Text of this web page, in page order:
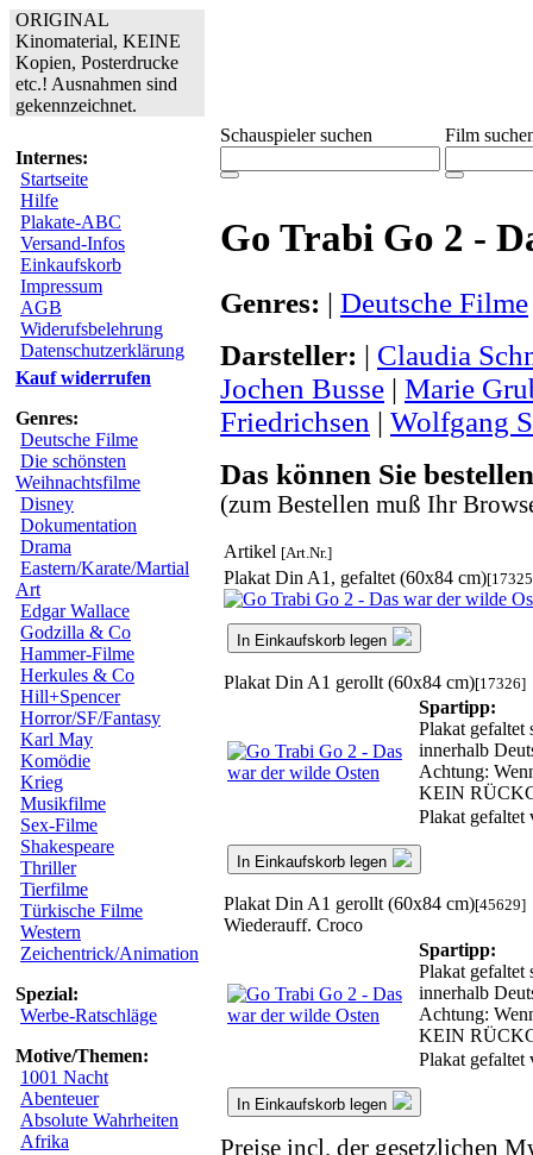
ORIGINAL
Kinomaterial, KEINE
Kopien, Posterdrucke
etc.! Ausnahmen sind
gekennzeichnet.
Internes:
Startseite
Hilfe
Plakate-ABC
Versand-Infos
Einkaufskorb
Impressum
AGB
Widerufsbelehrung
Datenschutzerklärung
Kauf widerrufen
Genres:
Deutsche Filme
Die schönsten
Weihnachtsfilme
Disney
Dokumentation
Drama
Eastern/Karate/Martial
Art
Edgar Wallace
Godzilla & Co
Hammer-Filme
Herkules & Co
Hill+Spencer
Horror/SF/Fantasy
Karl May
Komödie
Krieg
Musikfilme
Sex-Filme
Shakespeare
Thriller
Tierfilme
Türkische Filme
Western
Zeichentrick/Animation
Spezial:
Werbe-Ratschläge
Motive/Themen:
1001 Nacht
Abenteuer
Absolute Wahrheiten
Afrika
Schauspieler suchen Film
Go Trabi Go 2 -
Genres: | Deutsche Filme
Darsteller: | Claudia
Jochen Busse | Marie
Friedrichsen | Wolfgang
Das können Sie
(zum Bestellen muß Ihr
Artikel [Art.Nr.]
Plakat Din A1, gefaltet (60x84 cm)
In Einkaufskorb legen
Plakat Din A1 gerollt (60x84 cm)[17326]
Spartipp:
Plakat gefaltet
innerhalb
Achtung:
KEIN
Plakat gefaltet
In Einkaufskorb legen
Plakat Din A1 gerollt (60x84 cm)[45629]
Wiederauff. Croco
Spartipp:
Plakat gefaltet
innerhalb
Achtung:
KEIN
Plakat gefaltet
In Einkaufskorb legen
Preise incl. der gesetzlichen